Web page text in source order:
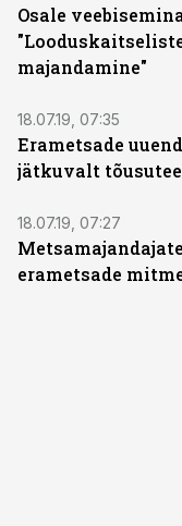
Osale
majandamine"
18.07.19, 07:35
Erametsade
jätkuvalt
18.07.19, 07:27
erametsade